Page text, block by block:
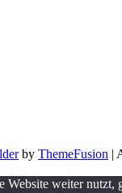
by ThemeFusion |
Website weiter nutzt,